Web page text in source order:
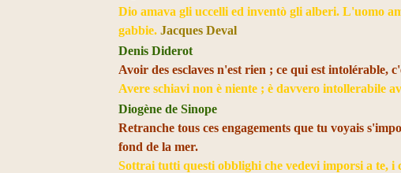
Dio amava gli uccelli ed inventò gli alberi. L'uomo
gabbie.Jacques Deval
Denis Diderot
Avoir des esclaves n'est rien ; ce qui est intolérable,
Avere schiavi non è niente ; è davvero intollerabile
Diogène de Sinope
Retranche tous ces engagements que tu voyais
fond de la mer.
Sottrai tutti questi obblighi che vedevi imporsi a te,